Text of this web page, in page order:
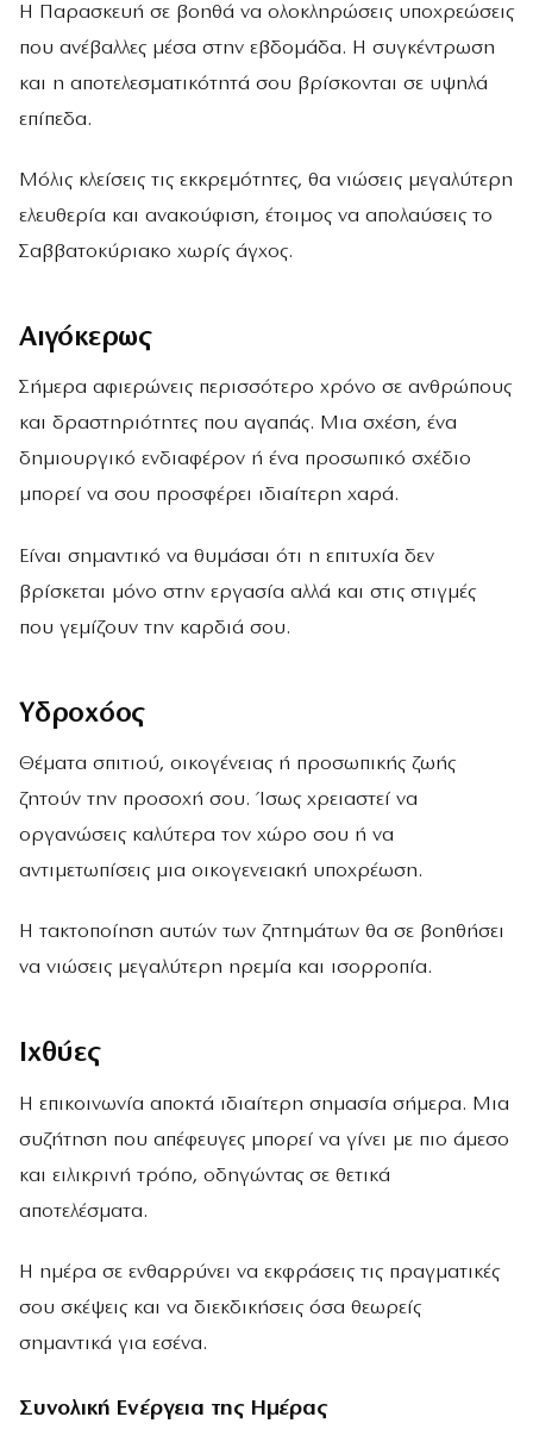
Η Παρασκευή σε βοηθά να ολοκληρώσεις υποχρεώσεις
που ανέβαλλες μέσα στην εβδομάδα. Η συγκέντρωση
και η αποτελεσματικότητά σου βρίσκονται σε υψηλά
επίπεδα.
Μόλις κλείσεις τις εκκρεμότητες, θα νιώσεις μεγαλύτερη
ελευθερία και ανακούφιση, έτοιμος να απολαύσεις το
Σαββατοκύριακο χωρίς άγχος.
Αιγόκερως
Σήμερα αφιερώνεις περισσότερο χρόνο σε ανθρώπους
και δραστηριότητες που αγαπάς. Μια σχέση, ένα
δημιουργικό ενδιαφέρον ή ένα προσωπικό σχέδιο
μπορεί να σου προσφέρει ιδιαίτερη χαρά.
Είναι σημαντικό να θυμάσαι ότι η επιτυχία δεν
βρίσκεται μόνο στην εργασία αλλά και στις στιγμές
που γεμίζουν την καρδιά σου.
Υδροχόος
Θέματα σπιτιού, οικογένειας ή προσωπικής ζωής
ζητούν την προσοχή σου. Ίσως χρειαστεί να
οργανώσεις καλύτερα τον χώρο σου ή να
αντιμετωπίσεις μια οικογενειακή υποχρέωση.
Η τακτοποίηση αυτών των ζητημάτων θα σε βοηθήσει
να νιώσεις μεγαλύτερη ηρεμία και ισορροπία.
Ιχθύες
Η επικοινωνία αποκτά ιδιαίτερη σημασία σήμερα. Μια
συζήτηση που απέφευγες μπορεί να γίνει με πιο άμεσο
και ειλικρινή τρόπο, οδηγώντας σε θετικά
αποτελέσματα.
Η ημέρα σε ενθαρρύνει να εκφράσεις τις πραγματικές
σου σκέψεις και να διεκδικήσεις όσα θεωρείς
σημαντικά για εσένα.
Συνολική Ενέργεια της Ημέρας